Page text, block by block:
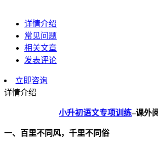
详情介绍
常见问题
相关文章
发表评论
立即咨询
详情介绍
小升初语文专项训练–课外
一、百里不同风，千里不同俗